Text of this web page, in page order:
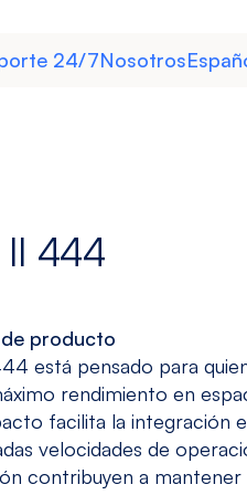
24/7Nosotros
Industria
Médica
Descubre
Invertida
Ver modelos
II 444
producto
está pensado para
rendimiento en
facilita la integración
velocidades de
contribuyen a